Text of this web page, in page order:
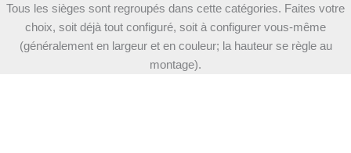
Tous les sièges sont regroupés dans cette catégories. Faites votre
choix, soit déjà tout configuré, soit à configurer vous-même
(généralement en largeur et en couleur; la hauteur se règle au
montage).